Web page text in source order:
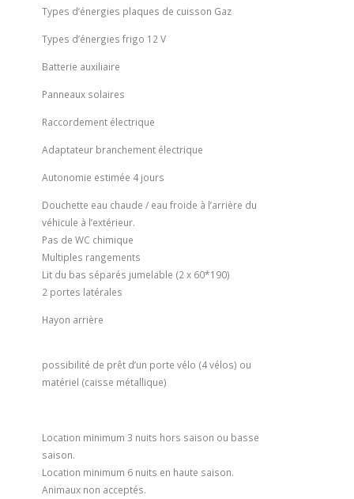
Types d’énergies plaques de cuisson Gaz
Types d’énergies frigo 12 V
Batterie auxiliaire
Panneaux solaires
Raccordement électrique
Adaptateur branchement électrique
Autonomie estimée 4 jours
Douchette eau chaude / eau froide à l’arrière du
véhicule à l’extérieur.
Pas de WC chimique
Multiples rangements
Lit du bas séparés jumelable (2 x 60*190)
2 portes latérales
Hayon arrière
possibilité de prêt d’un porte vélo (4 vélos) ou
matériel (caisse métallique)
Location minimum 3 nuits hors saison ou basse
saison.
Location minimum 6 nuits en haute saison.
Animaux non acceptés.